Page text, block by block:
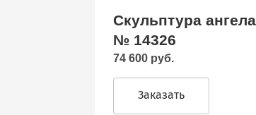
Скульптура ангела
№ 14326
74 600 руб.
Заказать